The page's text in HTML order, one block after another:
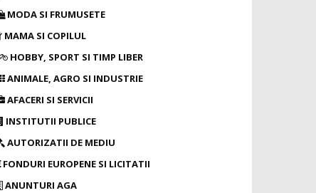
MODA SI FRUMUSETE
MAMA SI COPILUL
HOBBY, SPORT SI TIMP LIBER
ANIMALE, AGRO SI INDUSTRIE
AFACERI SI SERVICII
INSTITUTII PUBLICE
AUTORIZATII DE MEDIU
FONDURI EUROPENE SI LICITATII
ANUNTURI AGA